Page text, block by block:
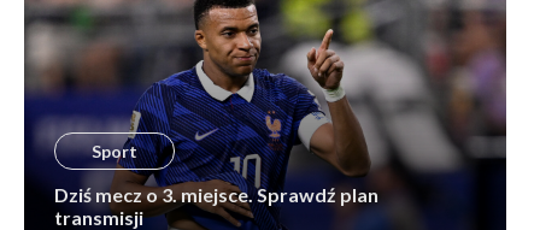
Sport
Dziś mecz o 3. miejsce. Sprawdź plan
transmisji